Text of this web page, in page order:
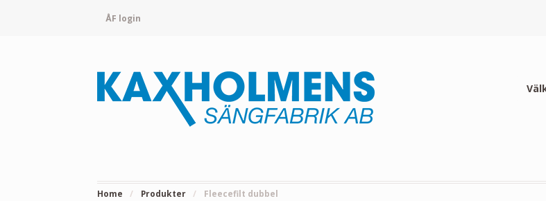
ÅF login
Home / Produkter / Fleecefilt dubbel